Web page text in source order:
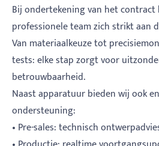
Bij ondertekening van het
professionele team zich strikt aan
Van materiaalkeuze tot
tests: elke stap zorgt voor
betrouwbaarheid.
Naast apparatuur bieden wij ook
ondersteuning:
• Pre-sales: technisch